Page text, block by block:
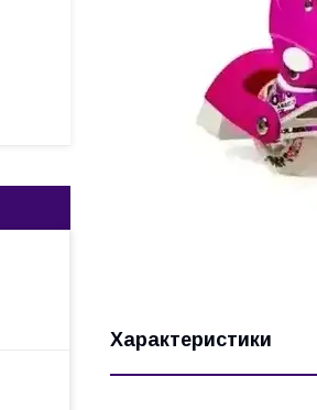
Характеристики